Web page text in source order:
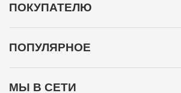
ПОКУПАТЕЛЮ
ПОПУЛЯРНОЕ
МЫ В СЕТИ